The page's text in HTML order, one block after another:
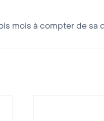
mois à compter de sa